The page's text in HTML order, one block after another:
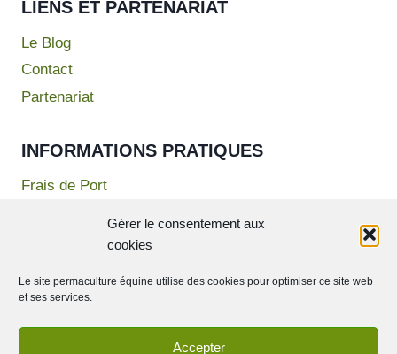
Gérer le consentement aux
cookies
Le site permaculture équine utilise des cookies pour optimiser ce site web
et ses services.
Accepter
LIENS ET PARTENARIAT
Le Blog
Contact
Partenariat
INFORMATIONS PRATIQUES
Frais de Port
Politique de confidentialité